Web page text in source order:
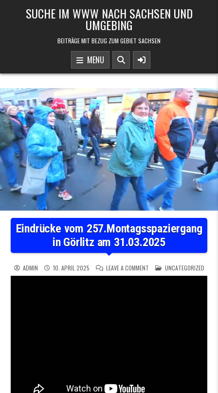
SUCHE IM WWW NACH SACHSEN UND
UMGEBING
BEITRÄGE MIT BEZUG ZUM GEBIET SACHSEN
MENU
Eindrücke vom 257.Montagsspaziergang
in Görlitz am 31.03.2025
ADMIN 10. APRIL 2025 LEAVE A COMMENTON EINDRÜCKE VOM
POSTED IN
UNCATEGORIZED